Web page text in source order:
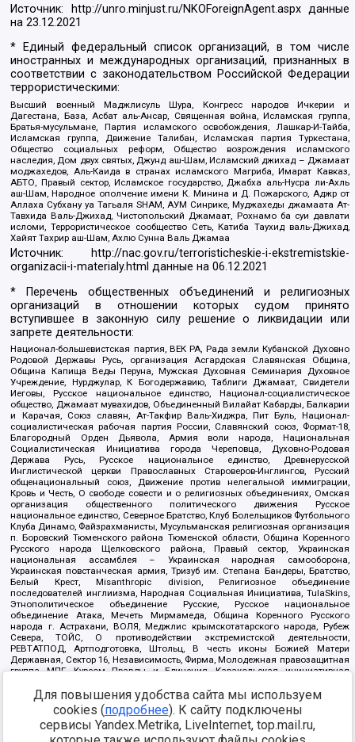
Источник: http://unro.minjust.ru/NKOForeignAgent.aspxданные
на23.12.2021
* Единый федеральный список организаций, в том числе
иностранных и международных организаций, признанных в
соответствии с законодательством Российской Федерации
террористическими:
Высший военный Маджлисуль Шура, Конгресс народов Ичкерии и
Дагестана, База, Асбат аль-Ансар, Священная война, Исламская группа,
Братья-мусульмане, Партия исламского освобождения, Лашкар-И-Тайба,
Исламская группа, Движение Талибан, Исламская партия Туркестана,
Общество социальных реформ, Общество возрождения исламского
наследия, Дом двух святых, Джунд аш-Шам, Исламский джихад – Джамаат
моджахедов, Аль-Каида в странах исламского Магриба, Имарат Кавказ,
АБТО, Правый сектор, Исламское государство, Джабха аль-Нусра ли-Ахль
аш-Шам, Народное ополчение имени К. Минина и Д. Пожарского, Аджр от
Аллаха Субхану уа Тагьаля SHAM, АУМ Синрике, Муджахеды джамаата Ат-
Тавхида Валь-Джихад, Чистопольский Джамаат, Рохнамо ба суи давлати
исломи, Террористическое сообщество Сеть, Катиба Таухид валь-Джихад,
Хайят Тахрир аш-Шам, Ахлю Сунна Валь Джамаа
Источник:
http://nac.gov.ru/terroristicheskie-i-ekstremistskie-
organizacii-i-materialy.html данные на06.12.2021
* Перечень общественных объединений и религиозных
организаций в отношении которых судом принято
вступившее в законную силу решение о ликвидации или
запрете деятельности:
Национал-большевистская партия, ВЕК РА, Рада земли Кубанской Духовно
Родовой Державы Русь, организация Асгардская Славянская Община,
Община Капища Веды Перуна, Мужская Духовная Семинария Духовное
Учреждение, Нурджулар, К Богодержавию, Таблиги Джамаат, Свидетели
Иеговы, Русское национальное единство, Национал-социалистическое
общество, Джамаат мувахидов, Объединенный Вилайат Кабарды, Балкарии
и Карачая, Союз славян, Ат-Такфир Валь-Хиджра, Пит Буль, Национал-
социалистическая рабочая партия России, Славянский союз, Формат-18,
Благородный Орден Дьявола, Армия воли народа, Национальная
Социалистическая Инициатива города Череповца, Духовно-Родовая
Держава Русь, Русское национальное единство, Древнерусской
Инглистической церкви Православных Староверов-Инглингов, Русский
общенациональный союз, Движение против нелегальной иммиграции,
Кровь и Честь, О свободе совести и о религиозных объединениях, Омская
организация общественного политического движения Русское
национальное единство, Северное Братство, Клуб Болельщиков Футбольного
Клуба Динамо, Файзрахманисты, Мусульманская религиозная организация
п. Боровский Тюменского района Тюменской области, Община Коренного
Русского народа Щелковского района, Правый сектор, Украинская
национальная ассамблея – Украинская народная самооборона,
Украинская повстанческая армия, Тризуб им. Степана Бандеры, Братство,
Белый Крест, Misanthropic division, Религиозное объединение
последователей инглиизма, Народная Социальная Инициатива, TulaSkins,
Этнополитическое объединение Русские, Русское национальное
объединение Атака, Мечеть Мирмамеда, Община Коренного Русского
народа г. Астрахани, ВОЛЯ, Меджлис крымскотатарского народа, Рубеж
Севера, ТОЙС, О противодействии экстремистской деятельности,
РЕВТАТПОД, Артподготовка, Штольц, В честь иконы Божией Матери
Державная, Сектор 16, Независимость, Фирма, Молодежная правозащитная
группа МПГ, Курсом Правды и Единения, Каракольская инициативная
Благотворительный пансионат Ак Умут, Русская республика Русь,
Арестантское уголовное единство, Башкорт, Нация и свобода, W.H.С., Фалунь
Дафа, Иртыш Ultras, Русский Патриотический клуб-Новокузнецк/РПК,
Сибирский державный союз, Фонд борьбы с коррупцией, Фонд защиты прав
граждан, Штабы Навального, Совет граждан СССР Прикубанского округа г.
Для повышения удобства сайта мы используем
cookies (подробнее). К сайту подключены
сервисы Yandex.Metrika, LiveInternet, top.mail.ru,